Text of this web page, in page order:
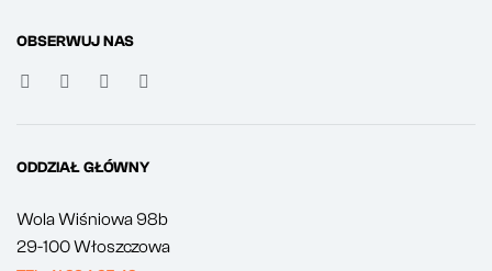
OBSERWUJ NAS
ODDZIAŁ GŁÓWNY
Wola Wiśniowa 98b
29-100 Włoszczowa